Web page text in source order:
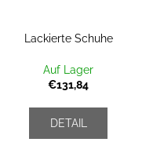
Lackierte Schuhe
Auf Lager
€131,84
DETAIL